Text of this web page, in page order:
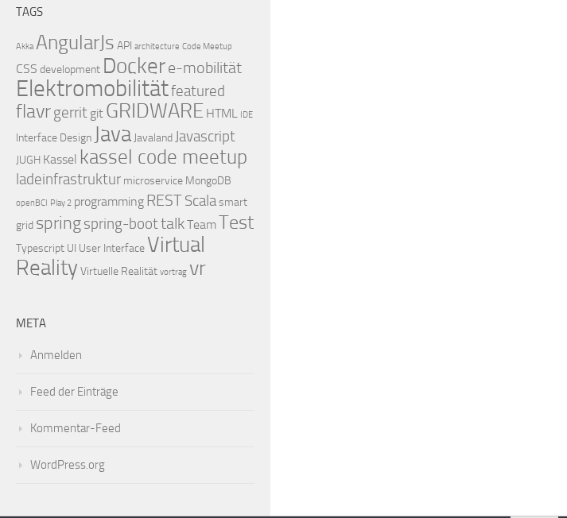
TAGS
Akka AngularJs API architecture Code Meetup
CSS development Dockere-mobilität
Elektromobilitätfeatured
flavrgerrit git GRIDWARE HTML IDE
Interface Design Java Javaland Javascript
JUGH Kassel kassel code meetup
ladeinfrastruktur microservice MongoDB
openBCI Play 2 programming RESTScalasmart
grid springspring-boottalkTeamTest
Typescript UI User Interface Virtual
Reality Virtuelle Realität vortrag vr
META
Anmelden
Feed der Einträge
Kommentar-Feed
WordPress.org